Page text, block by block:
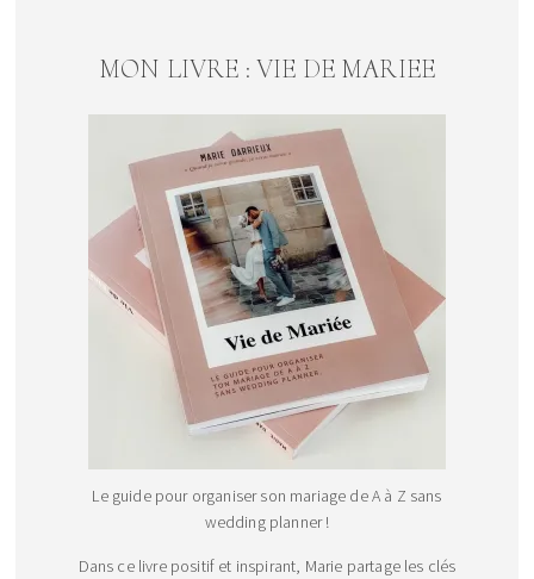
MON LIVRE : VIE DE MARIEE
Le guide pour organiser son mariage de A à Z sans
wedding planner !
Dans ce livre positif et inspirant, Marie partage les clés